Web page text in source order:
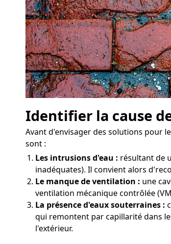
Identifier la cause
Avant d'envisager des solutions pour
sont :
Les intrusions d'eau : résultant de
inadéquates). Il convient alors
Le manque de ventilation : une
ventilation mécanique contrôlée
La présence d'eaux souterraines :
qui remontent par capillarité dans
l'extérieur.